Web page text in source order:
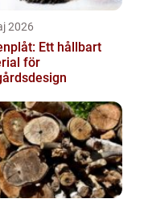
2026
Ett hållbart
för